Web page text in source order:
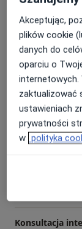
350 zł
Konsultacja
Od 300 zł
Konsultacja
spirometria z
400 zł
Konsultacja
Akceptując,
plików cookie
danych do
oparciu o
internetowych.
zaktualizować
ustawieniach
prywatności
w polityka